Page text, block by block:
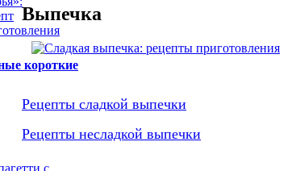
короткие
Выпечка
Рецепты сладкой выпечки
Рецепты несладкой выпечки